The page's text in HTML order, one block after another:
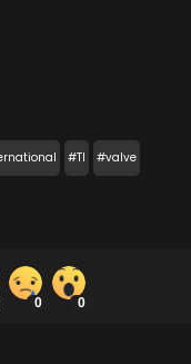
#TI #valve
0 0